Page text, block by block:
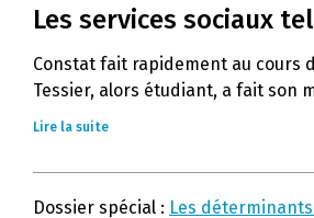
Les services sociaux
Constat fait rapidement au cours
Tessier, alors étudiant, a fait son
Lire la suite
Dossier spécial : Les